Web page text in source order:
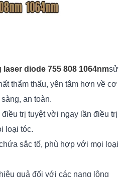
diode 755 808 1064nmsử
thẩm thấu, yên tâm hơn về cơ
an toàn.
trị tuyệt vời ngay lần điều trị
loại tóc.
sắc tố, phù hợp với mọi loại
quả đối với các nang lông